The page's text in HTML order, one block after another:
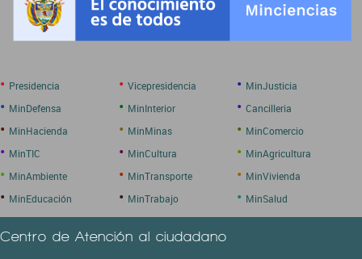
• Presidencia • Vicepresidencia • MinJusticia
• MinDefensa • MinInterior • Cancilleria
• MinHacienda • MinMinas • MinComercio
• MinTIC • MinCultura • MinAgricultura
• MinAmbiente • MinTransporte • MinVivienda
• MinEducación • MinTrabajo • MinSalud
Centro de Atención al ciudadano